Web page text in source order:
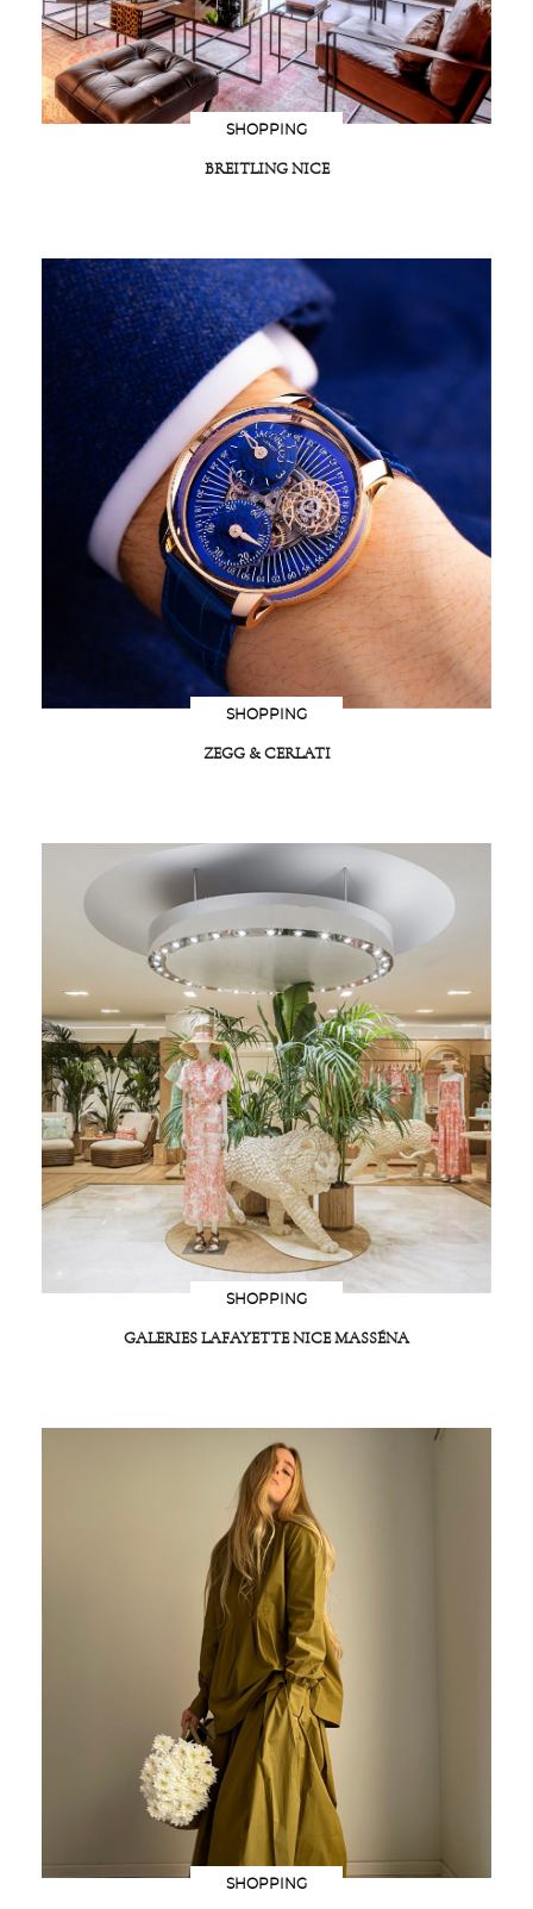
SHOPPING
BREITLING NICE
SHOPPING
ZEGG & CERLATI
SHOPPING
GALERIES LAFAYETTE NICE MASSÉNA
SHOPPING